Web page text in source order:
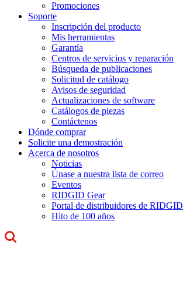
Promociones
Soporte
Inscripción del producto
Mis herramientas
Garantía
Centros de servicios y reparación
Búsqueda de publicaciones
Solicitud de catálogo
Avisos de seguridad
Actualizaciones de software
Catálogos de piezas
Contáctenos
Dónde comprar
Solicite una demostración
Acerca de nosotros
Noticias
Únase a nuestra lista de correo
Eventos
RIDGID Gear
Portal de distribuidores de RIDGID
Hito de 100 años